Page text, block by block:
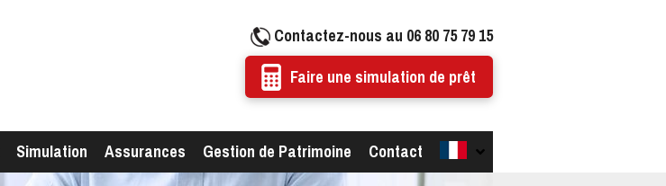
Contactez-nous au 06 80 75 79 15
Faire une simulation de prêt
Simulation Assurances Gestion de Patrimoine Contact